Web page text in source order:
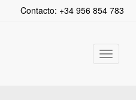
Contacto: +34 956 854 783
Activar